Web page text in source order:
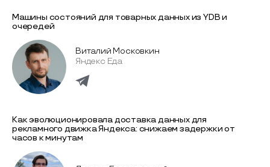
Машины состояний для товарных данных из YDB и
очередей
Виталий Московкин
Яндекс Еда
Как эволюционировала доставка данных для
рекламного движка Яндекса: снижаем задержки от
часов к минутам